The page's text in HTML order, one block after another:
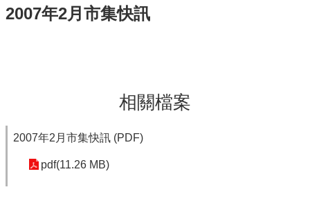
2007年2月市集快訊
相關檔案
2007年2月市集快訊 (PDF)
pdf(11.26 MB)